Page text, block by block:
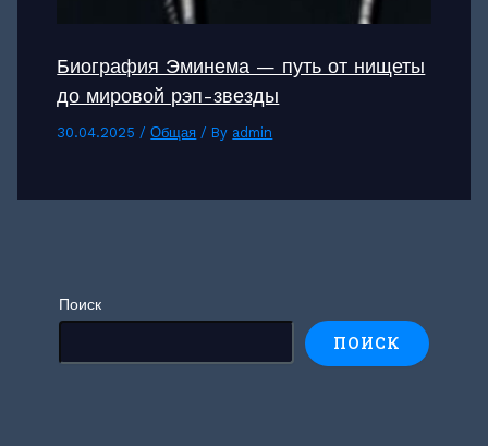
Биография Эминема — путь от нищеты
до мировой рэп-звезды
30.04.2025 /Общая / By admin
Поиск
ПОИСК